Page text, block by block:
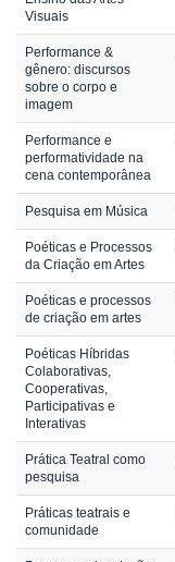
Visuais
Performance &
gênero: discursos
sobre o corpo e
imagem
Performance e
performatividade na
cena contemporânea
Pesquisa em Música
Poéticas e Processos
da Criação em Artes
Poéticas e processos
de criação em artes
Poéticas Híbridas
Colaborativas,
Cooperativas,
Participativas e
Interativas
Prática Teatral como
pesquisa
Práticas teatrais e
comunidade